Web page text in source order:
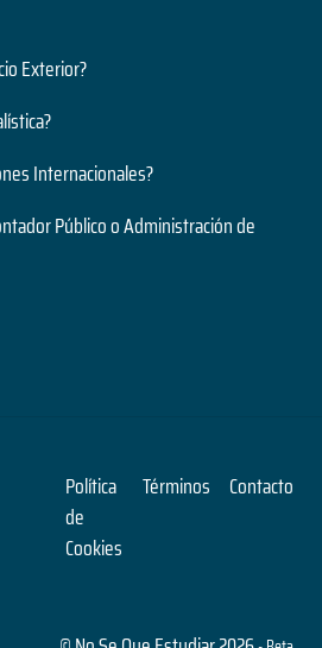
Exterior?
Internacionales?
Público o Administración de
Política
de
Cookies
Términos Contacto